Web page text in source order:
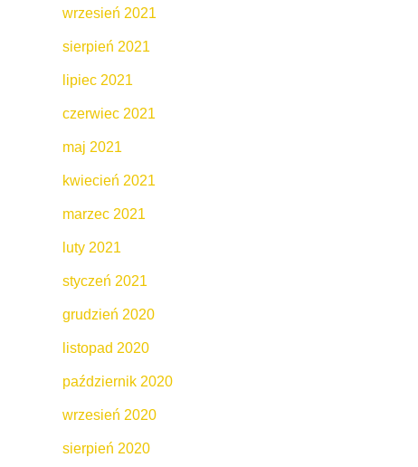
wrzesień 2021
sierpień 2021
lipiec 2021
czerwiec 2021
maj 2021
kwiecień 2021
marzec 2021
luty 2021
styczeń 2021
grudzień 2020
listopad 2020
październik 2020
wrzesień 2020
sierpień 2020